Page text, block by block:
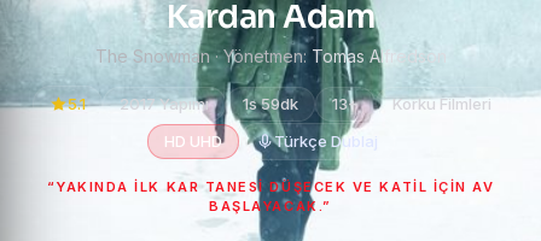
Kardan Adam
The Snowman · Yönetmen: Tomas Alfredson
5.1 2017 Yapımı 1s 59dk 13+
Korku Filmleri
HD UHD
Türkçe Dublaj
“YAKINDA ILK KAR TANESI DÜŞECEK VE KATIL IÇIN AV
BAŞLAYACAK.”